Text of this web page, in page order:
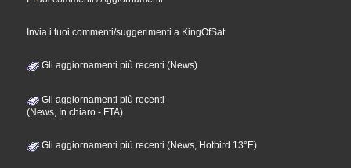
Invia i tuoi commenti/suggerimenti a KingOfSat
Gli aggiornamenti più recenti (News)
Gli aggiornamenti più recenti
(News, In chiaro - FTA)
Gli aggiornamenti più recenti (News, Hotbird 13°E)